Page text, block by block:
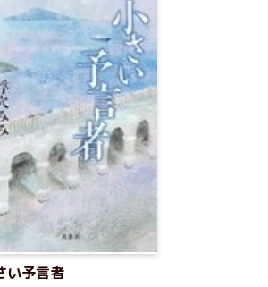
い予言者